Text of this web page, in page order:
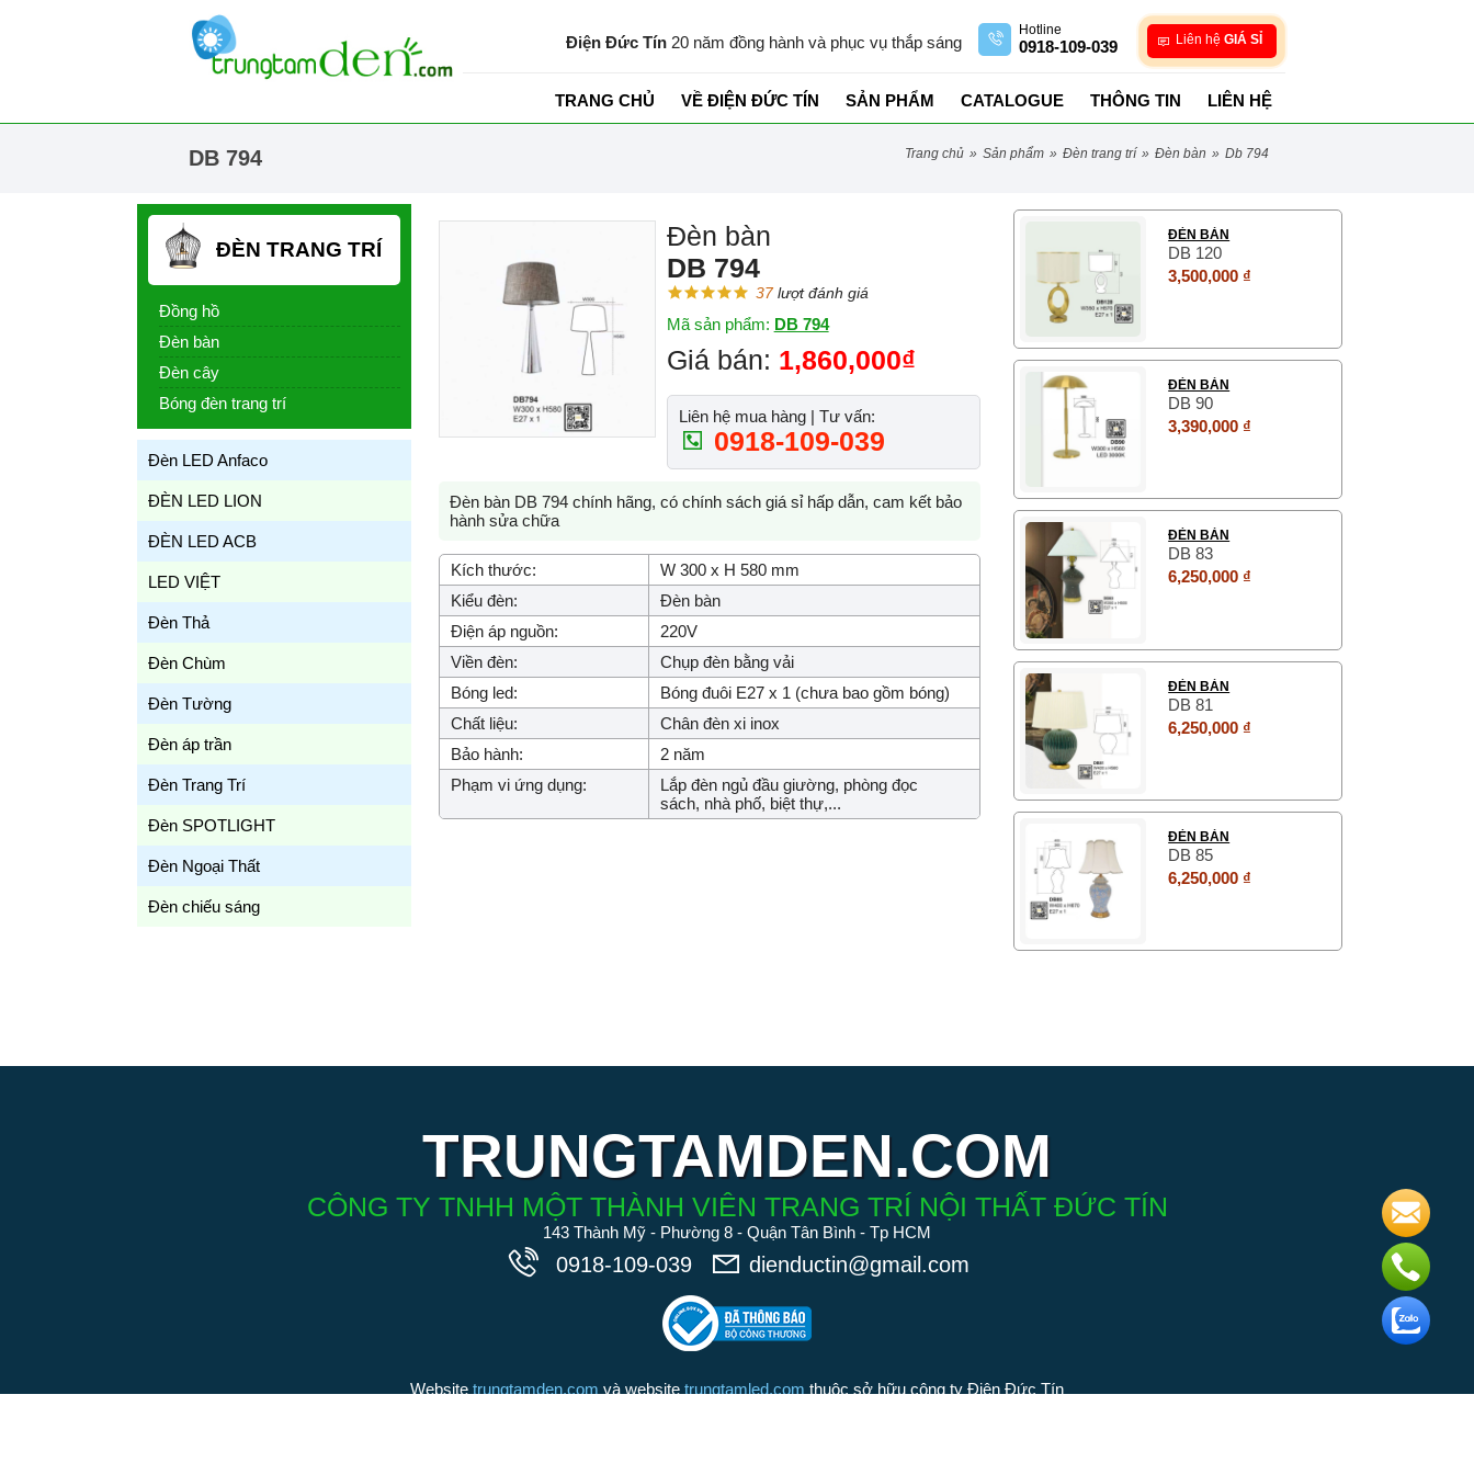
Điện Đức Tín 20 năm đồng hành và phục vụ thắp sáng
Hotline
0918-109-039 Liên hệ GIÁ SỈ
TRANG CHỦ VỀ ĐIỆN ĐỨC TÍN SẢN PHẨM CATALOGUE THÔNG TIN LIÊN HỆ
DB 794 trang chủ » sản phẩm » đèn trang trí » đèn bàn » db 794
Đèn bàn
DB 794
37lượt đánh giá
Mã sản phẩm: DB 794
Giá bán: 1,860,000₫
Liên hệ mua hàng | Tư vấn:
0918-109-039
Đèn bàn DB 794 chính hãng, có chính sách giá sỉ hấp dẫn, cam kết bảo
hành sửa chữa
Kích thước:
W 300 x H 580 mm
Kiểu đèn:
Đèn bàn
Điện áp nguồn:
220V
Viền đèn:
Chụp đèn bằng vải
Bóng led:
Bóng đuôi E27 x 1 (chưa bao gồm bóng)
Chất liệu:
Chân đèn xi inox
Bảo hành:
2 năm
Phạm vi ứng dụng:
Lắp đèn ngủ đầu giường, phòng đọc
sách, nhà phố, biệt thự,...
ĐÈN BÀN
DB 120
3,500,000 ₫
ĐÈN BÀN
DB 90
3,390,000 ₫
ĐÈN BÀN
DB 83
6,250,000 ₫
ĐÈN BÀN
DB 81
6,250,000 ₫
ĐÈN BÀN
DB 85
6,250,000 ₫
ĐÈN TRANG TRÍ
Đồng hồ
Đèn bàn
Đèn cây
Bóng đèn trang trí
Đèn LED Anfaco
ĐÈN LED LION
ĐÈN LED ACB
LED VIỆT
Đèn Thả
Đèn Chùm
Đèn Tường
Đèn áp trần
Đèn Trang Trí
Đèn SPOTLIGHT
Đèn Ngoại Thất
Đèn chiếu sáng
TRUNGTAMDEN.COM
CÔNG TY TNHH MỘT THÀNH VIÊN TRANG TRÍ NỘI THẤT ĐỨC TÍN
143 Thành Mỹ - Phường 8 - Quận Tân Bình - Tp HCM
0918-109-039 dienductin@gmail.com
Website trungtamden.com và website trungtamled.com thuộc sở hữu công ty Điện Đức Tín